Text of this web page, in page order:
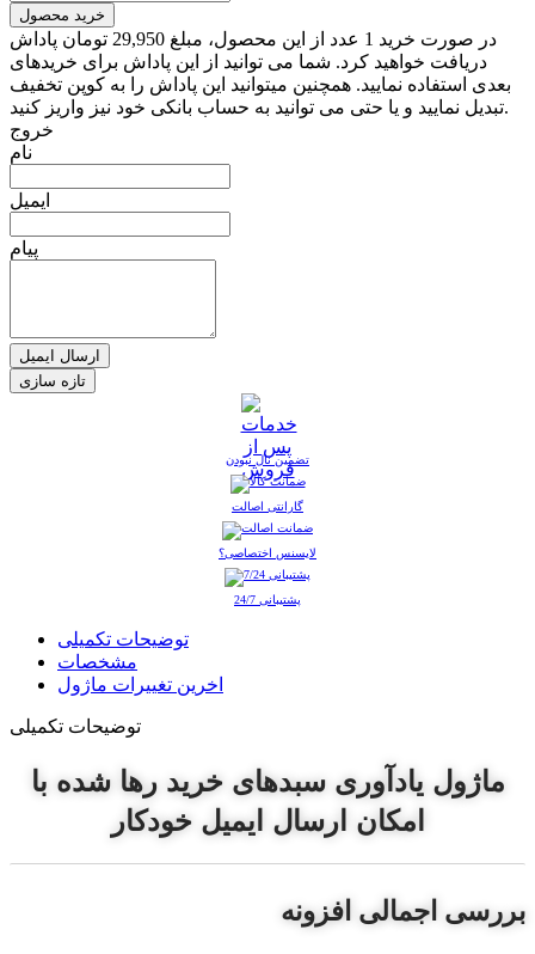
خرید محصول
در صورت خرید 1 عدد از این محصول، مبلغ 29,950 تومان پاداش
دریافت خواهید کرد. شما می توانید از این پاداش برای خریدهای
بعدی استفاده نمایید. همچنین میتوانید این پاداش را به کوپن تخفیف
تبدیل نمایید و یا حتی می توانید به حساب بانکی خود نیز واریز کنید.
خروج
نام
ایمیل
پیام
ارسال ایمیل
تضمین نال نبودن
گارانتی اصالت
لایسنس اختصاصی؟
پشتیبانی 24/7
توضیحات تکمیلی
مشخصات
اخرین تغییرات ماژول
توضیحات تکمیلی
ماژول یادآوری سبدهای خرید رها شده با
امکان ارسال ایمیل خودکار
بررسی اجمالی افزونه